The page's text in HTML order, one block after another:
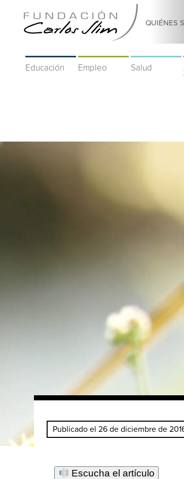
QUIÉNES
Educación Empleo Salud
Publicado el 26 de diciembre de
Escucha el artículo